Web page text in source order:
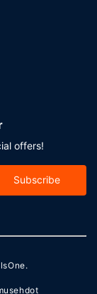
offers!
Subscribe
.